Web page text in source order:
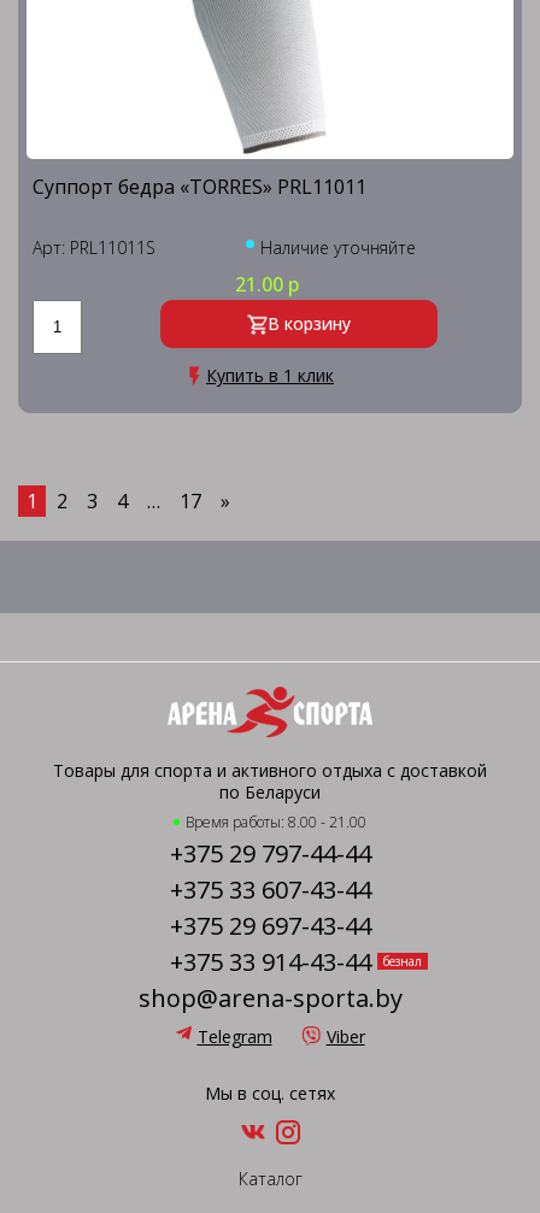
Суппорт бедра «TORRES» PRL11011
Арт: PRL11011S Наличие уточняйте
21.00 р
В корзину
Купить в 1 клик
1 2 3 4 … 17 »
Товары для спорта и активного отдыха с доставкой
по Беларуси
Время работы: 8.00 - 21.00
+375 29 797-44-44
+375 33 607-43-44
+375 29 697-43-44
+375 33 914-43-44
безнал
shop@arena-sporta.by
Telegram Viber
Мы в соц. сетях
Каталог